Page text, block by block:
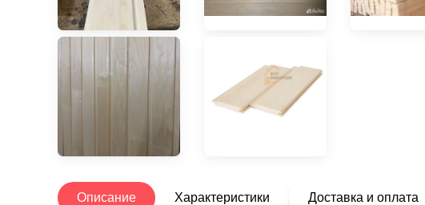
Описание Характеристики Доставка и оплата